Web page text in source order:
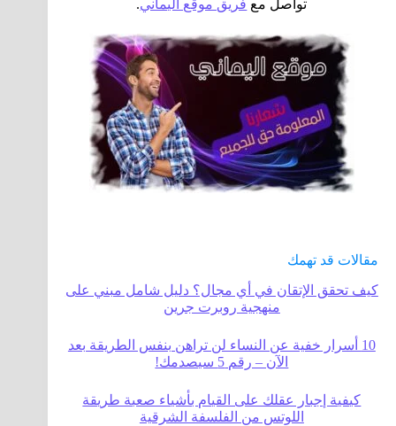
تواصل مع فريق موقع اليماني.
مقالات قد تهمك
كيف تحقق الإتقان في أي مجال؟ دليل شامل مبني على
منهجية روبرت جرين
10 أسرار خفية عن النساء لن تراهن بنفس الطريقة بعد
الآن – رقم 5 سيصدمك!
كيفية إجبار عقلك على القيام بأشياء صعبة طريقة
اللوتس من الفلسفة الشرقية